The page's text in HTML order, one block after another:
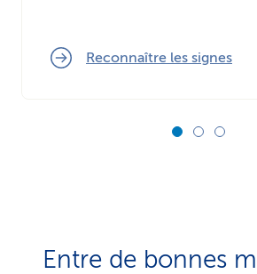
Reconnaître les signes
Entre de bonnes